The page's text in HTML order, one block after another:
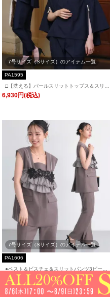
7号サイズ（Sサイズ）のアイテム一覧
PA1595
□【洗える】パールスリットトップス＆スリム
フィットテーパードパンツドレス「PA159
6,930円(税込)
7号サイズ（Sサイズ）のアイテム一覧
PA1606
●ベスト＆ビスチェ＆スリットパンツ3ピース
セット「PA1606」/ フォーマルパーティード
レス・セレモニー・入学式(入園式)・卒業式
(卒園式)・結婚式・披露宴・二次会・同窓会な
9,889円(税込)